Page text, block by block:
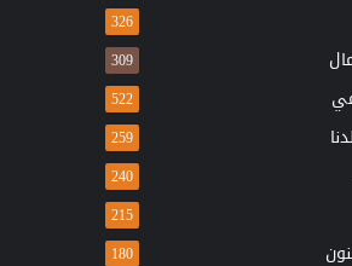
326
309
522
259
240
215
180